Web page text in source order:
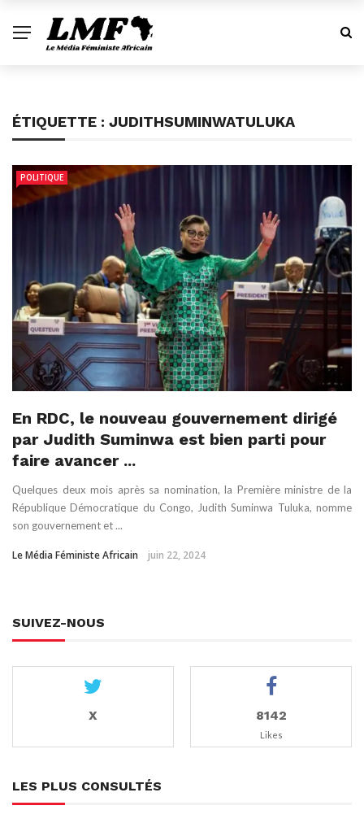
ÉTIQUETTE : JUDITHSUMINWATULUKA
POLITIQUE
En RDC, le nouveau gouvernement dirigé
par Judith Suminwa est bien parti pour
faire avancer ...
Quelques deux mois après sa nomination, la Première ministre de la
République Démocratique du Congo, Judith Suminwa Tuluka, nomme
son gouvernement et ...
Le Média Féministe Africain juin 22, 2024
SUIVEZ-NOUS
X 8142
Likes
LES PLUS CONSULTÉS